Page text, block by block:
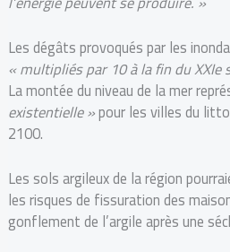
Les dégâts provoqués par les
« multipliés par 10 à la fin du XXIe
La montée du niveau de la mer
existentielle »pour les villes du
2100.
Les sols argileux de la région
les risques de fissuration des
gonflement de l’argile après une